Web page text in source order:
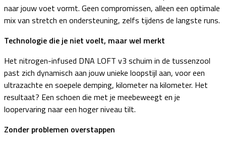
naar jouw voet vormt. Geen compromissen, alleen een optimale
mix van stretch en ondersteuning, zelfs tijdens de langste runs.
Technologie die je niet voelt, maar wel merkt
Het nitrogen-infused DNA LOFT v3 schuim in de tussenzool
past zich dynamisch aan jouw unieke loopstijl aan, voor een
ultrazachte en soepele demping, kilometer na kilometer. Het
resultaat? Een schoen die met je meebeweegt en je
loopervaring naar een hoger niveau tilt.
Zonder problemen overstappen